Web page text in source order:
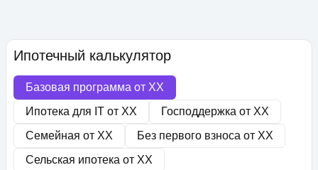
Ипотечный калькулятор
Базовая программа от XX
Ипотека для IT от XX Господдержка от XX
Семейная от XX Без первого взноса от XX
Сельская ипотека от XX